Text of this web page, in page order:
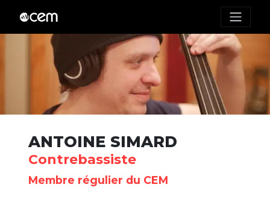
ANTOINE SIMARD
Contrebassiste
Membre régulier du CEM